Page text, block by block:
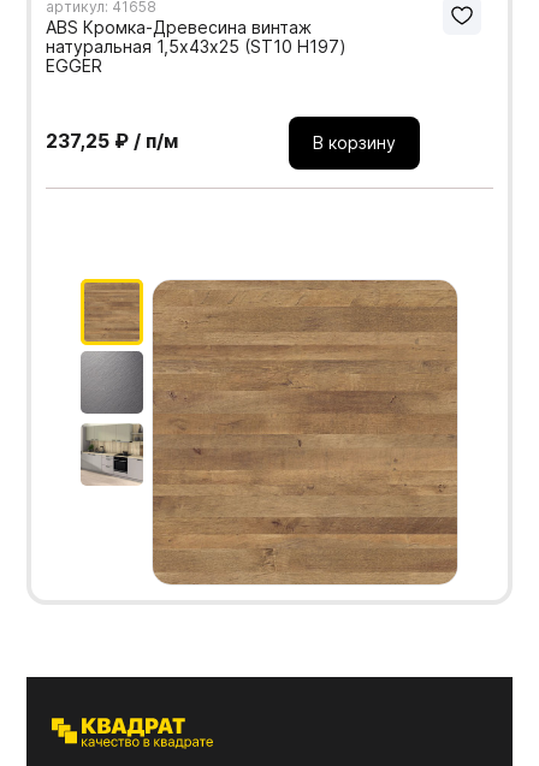
артикул: 41658
ABS Кромка-Древесина винтаж
натуральная 1,5х43х25 (ST10 H197)
EGGER
237,25 ₽ / п/м В корзину